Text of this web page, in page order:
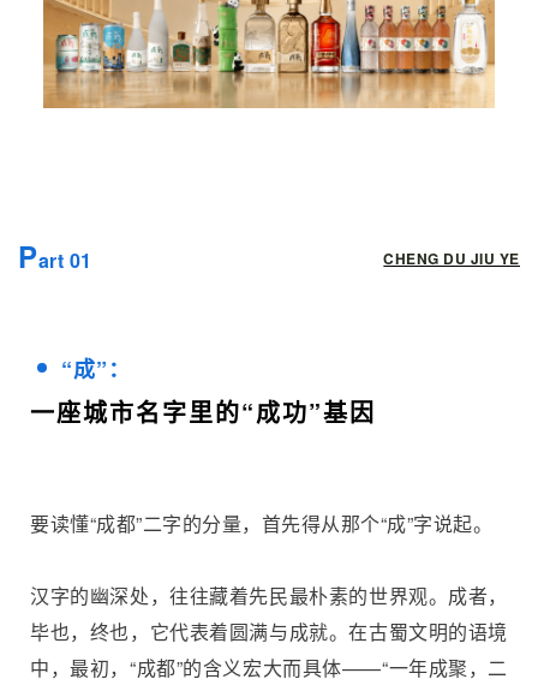
Part 01 CHENG DU JIU YE
“成”：
一座城市名字里的“成功”基因
要读懂“成都”二字的分量，首先得从那个“成”字说起。
汉字的幽深处，往往藏着先民最朴素的世界观。成者，
毕也，终也，它代表着圆满与成就。在古蜀文明的语境
中，最初，“成都”的含义宏大而具体——“一年成聚，二